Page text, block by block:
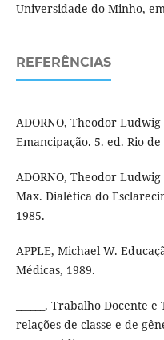
Universidade do Minho,
REFERÊNCIAS
ADORNO, Theodor
Emancipação. 5. ed. Rio
ADORNO, Theodor
Max. Dialética do
1985.
APPLE, Michael W.
Médicas, 1989.
______. Trabalho Docente
relações de classe e de